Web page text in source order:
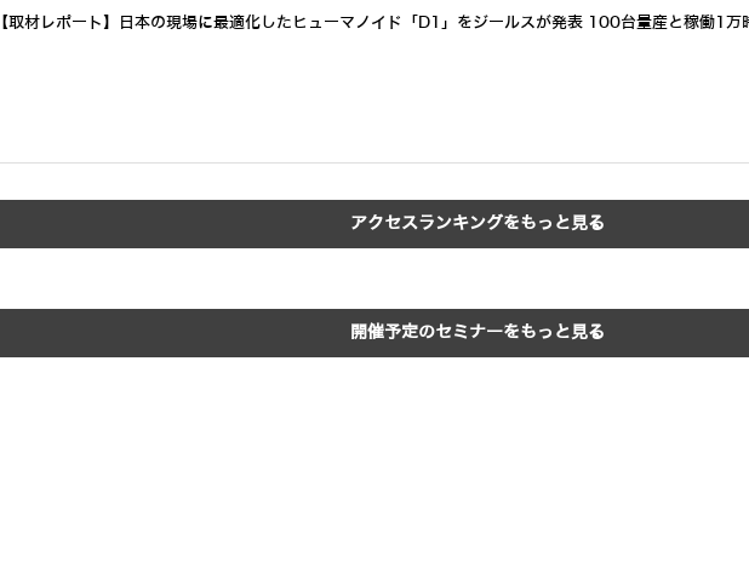
【取材レポート】日本の現場に最適化したヒューマノイド「D1」をジールスが発表 100台量産と稼働1万
アクセスランキングをもっと見る
開催予定のセミナーをもっと見る